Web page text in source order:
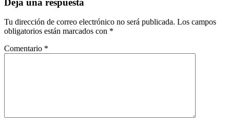
Tu dirección de correo electrónico no será publicada. Los campos
obligatorios están marcados con *
Comentario *